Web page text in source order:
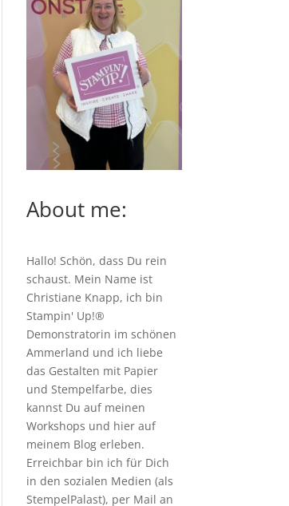
About me:
Hallo! Schön, dass Du rein
schaust. Mein Name ist
Christiane Knapp, ich bin
Stampin' Up!®
Demonstratorin im schönen
Ammerland und ich liebe
das Gestalten mit Papier
und Stempelfarbe, dies
kannst Du auf meinen
Workshops und hier auf
meinem Blog erleben.
Erreichbar bin ich für Dich
in den sozialen Medien (als
StempelPalast), per Mail an